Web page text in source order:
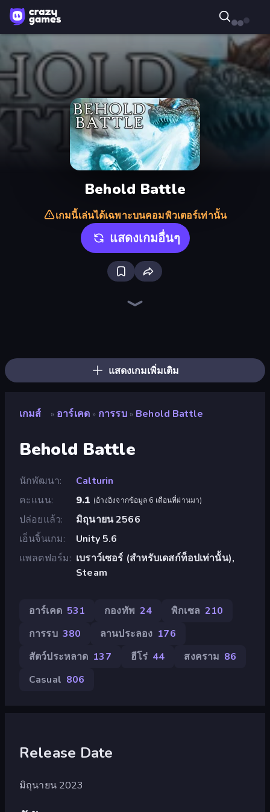
Behold Battle
เกมนี้เล่นได้เฉพาะบนคอมพิวเตอร์เท่านั้น
แสดงเกมอื่นๆ
แสดงเกมเพิ่มเติม
เกมส์ » อาร์เคด » การรบ » Behold Battle
Behold Battle
นักพัฒนา
Calturin
คะแนน
9.1 (อ้างอิงจากข้อมูล 6 เดือนที่ผ่านมา)
ปล่อยแล้ว
มิถุนายน 2566
เอ็นจิ้นเกม
Unity 5.6
แพลตฟอร์ม
เบราว์เซอร์ (สำหรับเดสก์ท็อปเท่านั้น),
Steam
อาร์เคด 531 กองทัพ 24 พิกเซล 210
การรบ 380 ลานประลอง 176
สัตว์ประหลาด 137 ฮีโร่ 44 สงคราม 86
Casual 806
Release Date
มิถุนายน 2023